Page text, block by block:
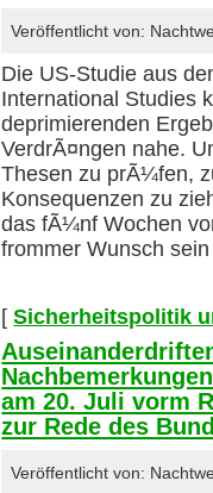
Veröffentlicht von:
Die US-Studie aus
International Studies
deprimierenden
VerdrÃ¤ngen nahe.
Thesen zu prÃ¼fen,
Konsequenzen zu
das fÃ¼nf Wochen
frommer Wunsch
[Sicherheitspolitik
am 20. Juli vorm
zur Rede des
Veröffentlicht von: